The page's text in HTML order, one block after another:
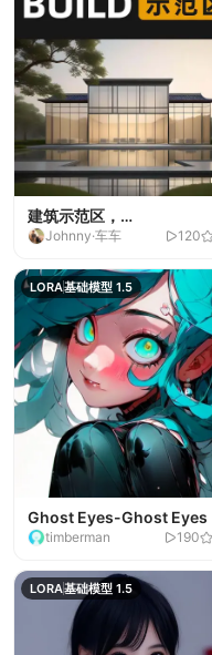
建筑示范区，
ZS_buildingV1.0-
Johnny·车车 120
LORA基础模型 1.5
Ghost Eyes-Ghost Eyes
timberman 190
LORA基础模型 1.5